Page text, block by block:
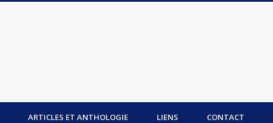
ARTICLES ET ANTHOLOGIE LIENS CONTACT